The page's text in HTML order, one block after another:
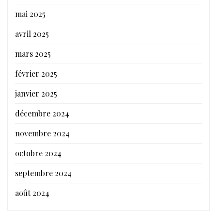
mai 2025
avril 2025
mars 2025
février 2025
janvier 2025
décembre 2024
novembre 2024
octobre 2024
septembre 2024
août 2024